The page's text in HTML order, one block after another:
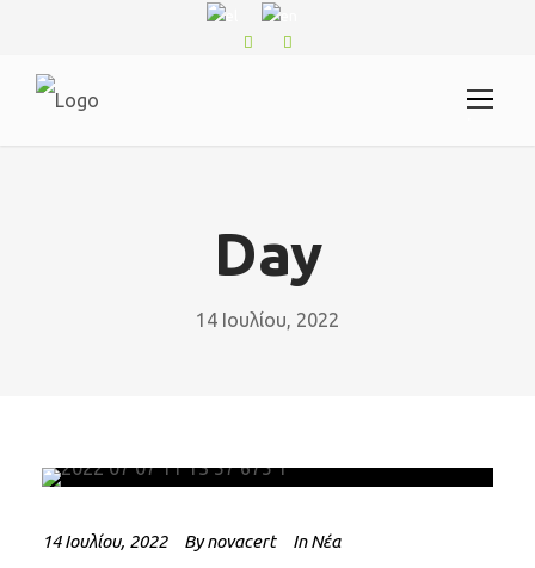
.
Day
14 Ιουλίου, 2022
14 Ιουλίου, 2022 By novacert In Νέα